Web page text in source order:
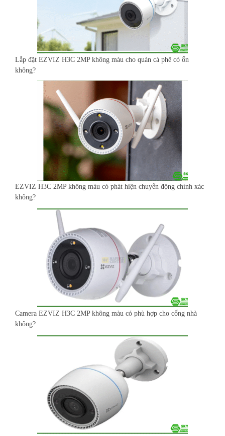
Lắp đặt EZVIZ H3C 2MP không màu cho quán cà phê có ổn
không?
EZVIZ H3C 2MP không màu có phát hiện chuyển động chính xác
không?
Camera EZVIZ H3C 2MP không màu có phù hợp cho cổng nhà
không?